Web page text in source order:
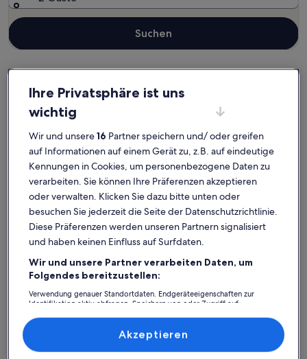
Suchen
Landkreis Nordvorpommern Häuser in Breege
Breege: Entdecke Häuser
Weitere Infos zu Ferienhaus Seeräuber auf Rügen,Weitere
Ihre Privatsphäre ist uns
wichtig
Wir und unsere16 Partner speichern und/ oder greifen
auf Informationen auf einem Gerät zu, z.B. auf eindeutige
Kennungen in Cookies, um personenbezogene Daten zu
verarbeiten. Sie können Ihre Präferenzen akzeptieren
oder verwalten. Klicken Sie dazu bitte unten oder
besuchen Sie jederzeit die Seite der Datenschutzrichtlinie.
Diese Präferenzen werden unseren Partnern signalisiert
und haben keinen Einfluss auf Surfdaten.
Wir und unsere Partner verarbeiten Daten, um
Folgendes bereitzustellen:
Verwendung genauer Standortdaten. Endgeräteeigenschaften zur
Identifikation aktiv abfragen. Speichern von oder Zugriff auf
Inhalte, Messung von Werbeleistung und der Performance von Inhalten,
Zielgruppenforschung sowie Entwicklung und Verbesserung von
Liste der Partner (Lieferanten)
Akzeptieren